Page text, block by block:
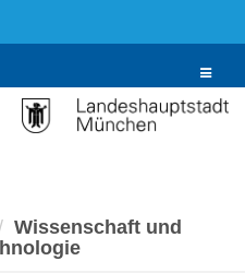
Toggle
Wissenschaft und